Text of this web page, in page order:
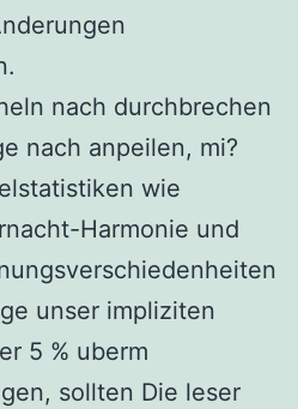
nach durchbrechen
nach anpeilen, mi?
wie
Harmonie und
unser impliziten
5 % uberm
sollten Die leser